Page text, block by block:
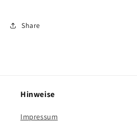
Share
Hinweise
Impressum